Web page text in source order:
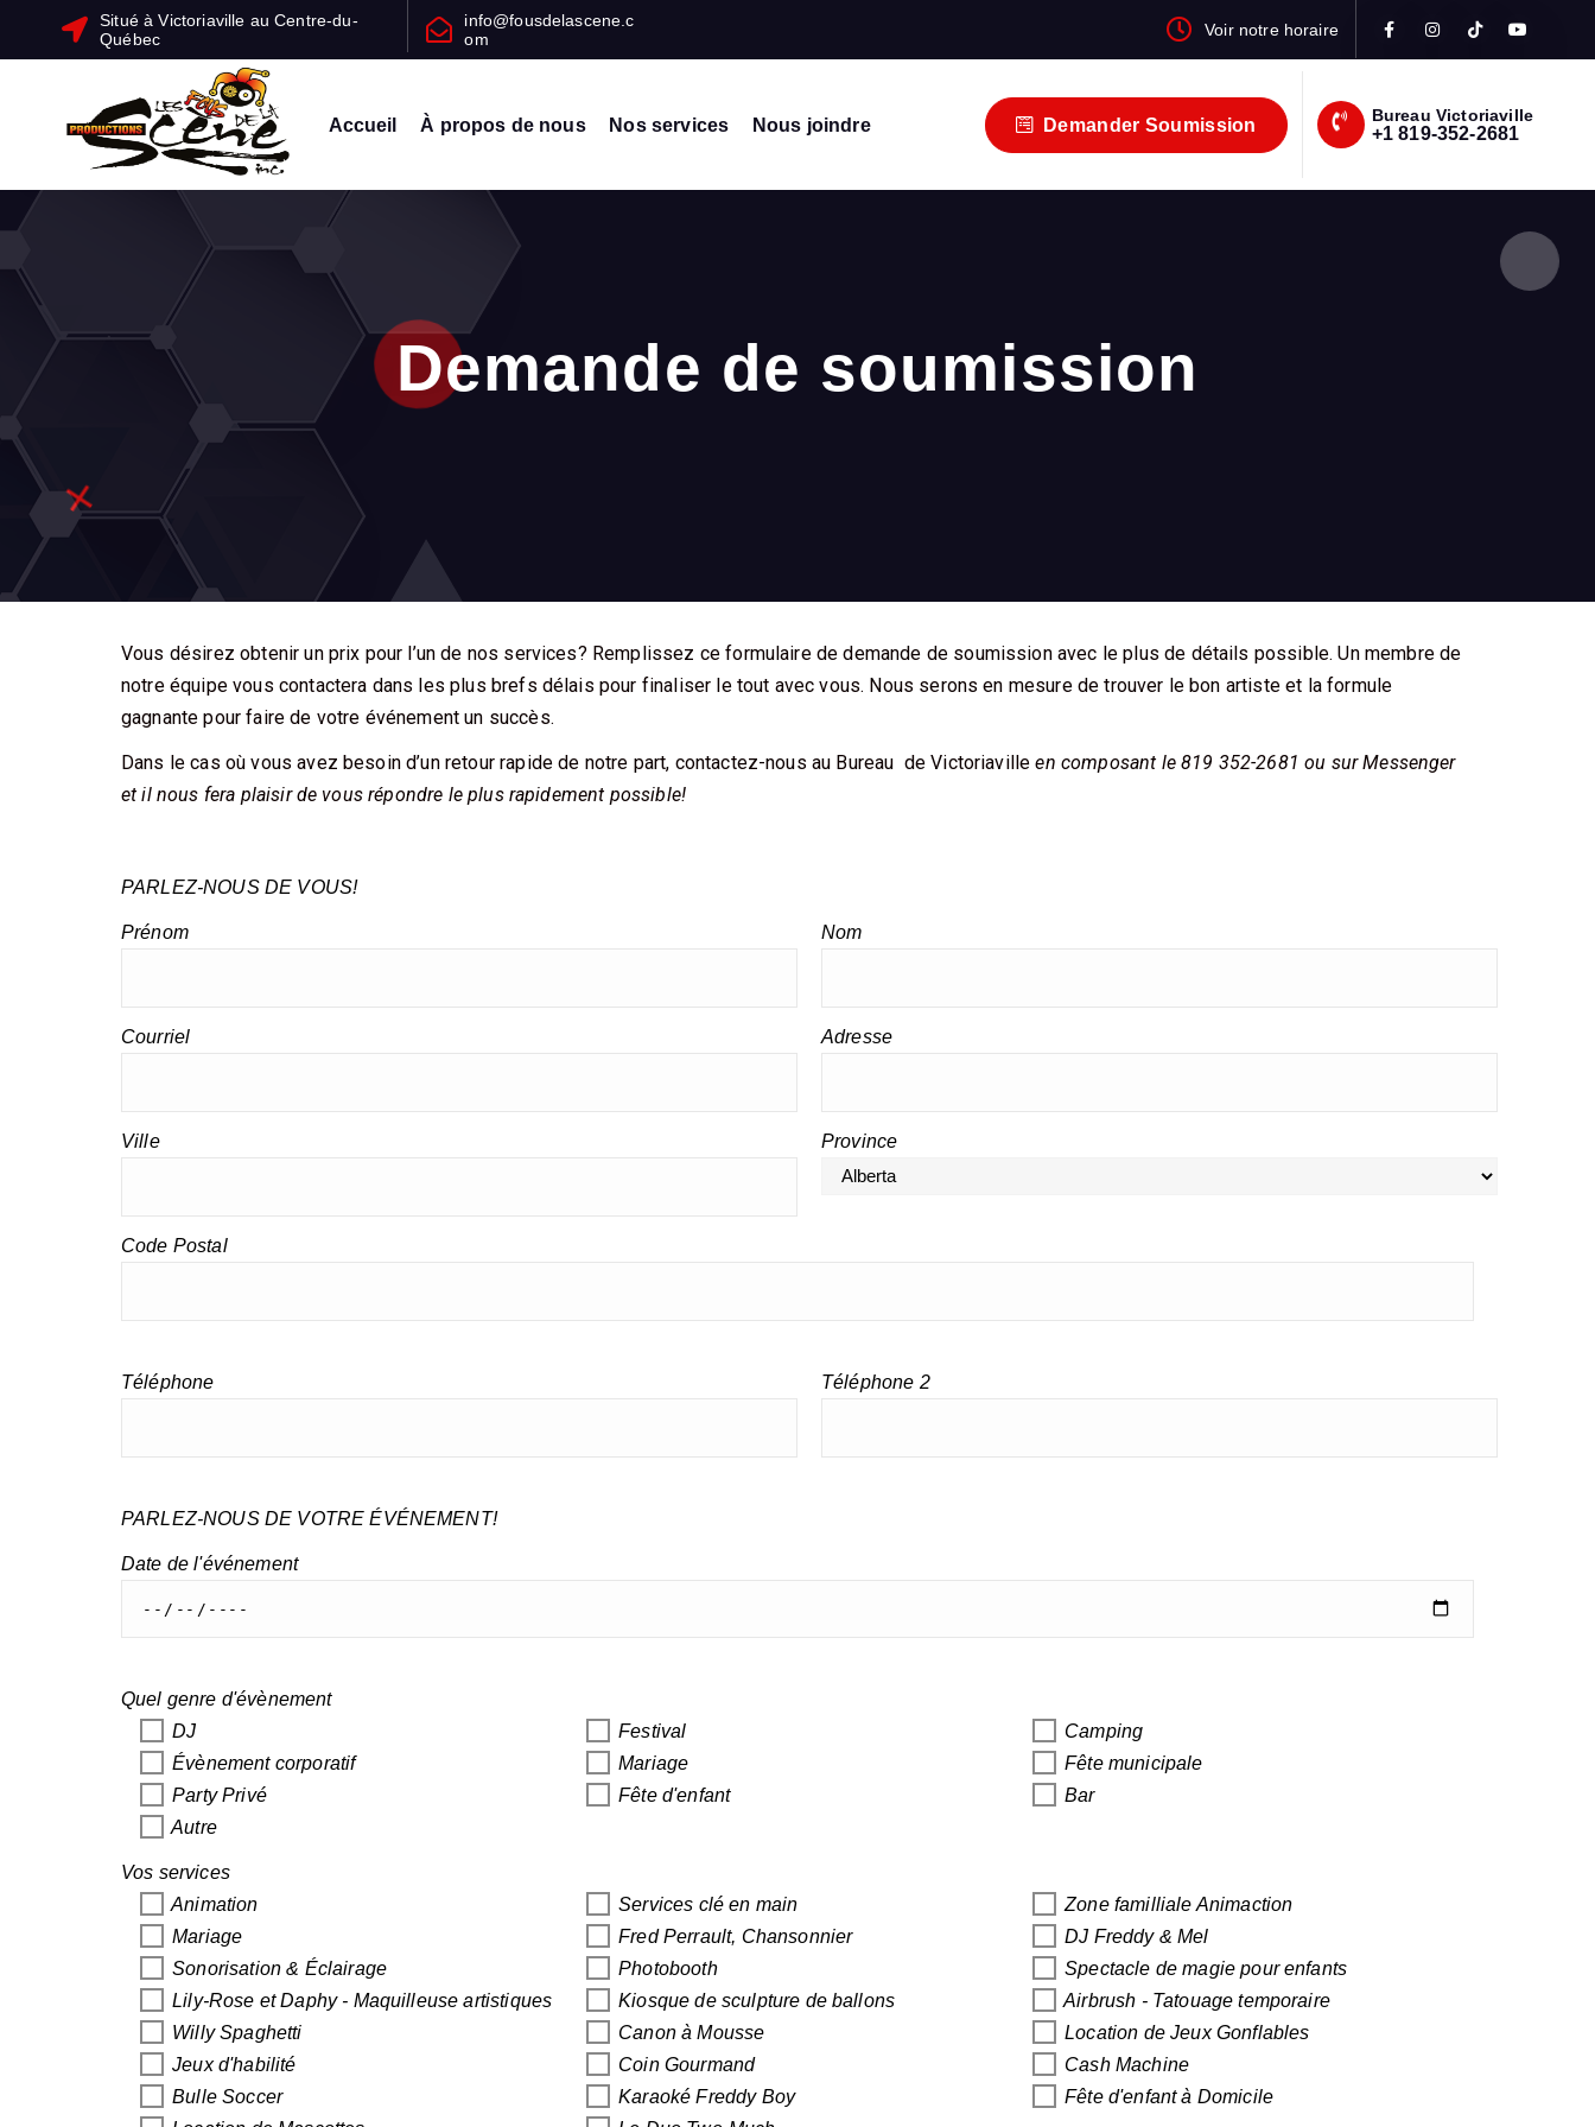
Situé à Victoriaville au Centre-du-
Québec
info@fousdelascene.c
om
Voir notre horaire
Un service professionnel et personnalisé pour l’organisation de vos événements
Accueil À propos de nous Nos services Nous joindre Demander Soumission Bureau Victoriaville
+1 819-352-2681
Demande de soumission
Vous désirez obtenir un prix pour l’un de nos services? Remplissez ce formulaire de demande de soumission avec le plus de détails possible. Un membre de
notre équipe vous contactera dans les plus brefs délais pour finaliser le tout avec vous. Nous serons en mesure de trouver le bon artiste et la formule
gagnante pour faire de votre événement un succès.
Dans le cas où vous avez besoin d’un retour rapide de notre part, contactez-nous au Bureau de Victoriaville en composant le 819 352-2681 ou sur Messenger
et il nous fera plaisir de vous répondre le plus rapidement possible!
PARLEZ-NOUS DE VOUS!
Prénom Nom
Courriel Adresse
Ville Province
Code Postal
Téléphone Téléphone 2
PARLEZ-NOUS DE VOTRE ÉVÉNEMENT!
Date de l'événement
Quel genre d'évènement
DJ
Festival
Camping
Évènement corporatif
Mariage
Fête municipale
Party Privé
Fête d'enfant
Bar
Autre
Vos services
Animation
Services clé en main
Zone familliale Animaction
Mariage
Fred Perrault, Chansonnier
DJ Freddy & Mel
Sonorisation & Éclairage
Photobooth
Spectacle de magie pour enfants
Lily-Rose et Daphy - Maquilleuse artistiques
Kiosque de sculpture de ballons
Airbrush - Tatouage temporaire
Willy Spaghetti
Canon à Mousse
Location de Jeux Gonflables
Jeux d'habilité
Coin Gourmand
Cash Machine
Bulle Soccer
Karaoké Freddy Boy
Fête d'enfant à Domicile